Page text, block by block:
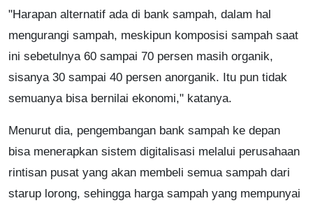
"Harapan alternatif ada di bank sampah, dalam hal
mengurangi sampah, meskipun komposisi sampah saat
ini sebetulnya 60 sampai 70 persen masih organik,
sisanya 30 sampai 40 persen anorganik. Itu pun tidak
semuanya bisa bernilai ekonomi," katanya.
Menurut dia, pengembangan bank sampah ke depan
bisa menerapkan sistem digitalisasi melalui perusahaan
rintisan pusat yang akan membeli semua sampah dari
starup lorong, sehingga harga sampah yang mempunyai